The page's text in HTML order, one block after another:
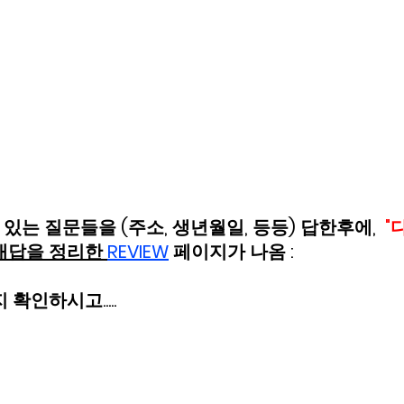
는 질문들을 (주소, 생년월일, 등등) 답한후에, "
답을 정리한 REVIEW 페이지가 나옴 :
확인하시고.....